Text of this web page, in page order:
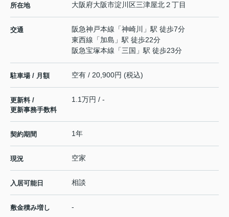
所在地 大阪府大阪市淀川区三津屋北２丁目
交通 阪急神戸本線 「神崎川
」駅 徒歩7分
東西線 「加島 」駅 徒歩22分
阪急宝塚本線 「三国 」駅 徒歩23分
駐車場 / 月額 空有 / 20,900円 (税込)
更新料 /
更新事務手数料
1.1万円 / -
契約期間 1年
現況 空家
入居可能日 相談
敷金積み増し -